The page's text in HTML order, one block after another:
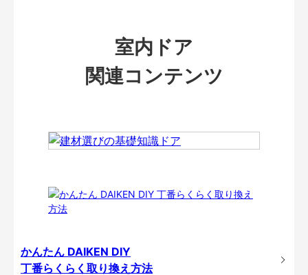
室内ドア
関連コンテンツ
かんたん DAIKEN DIY
丁番らくらく取り換え方法